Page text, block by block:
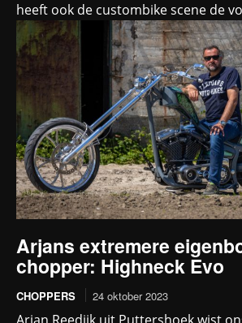
heeft ook de custombike scene de
Arjans extremere
chopper: Highneck Evo
CHOPPERS 24 oktober 2023